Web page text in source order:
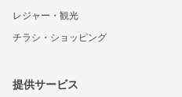
レジャー・観光
チラシ・ショッピング
提供サービス